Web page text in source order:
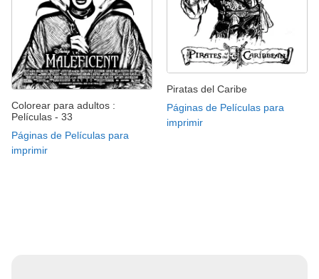
Colorear para adultos :
Películas - 33
Páginas de Películas para
imprimir
Piratas del Caribe
Páginas de Películas para
imprimir